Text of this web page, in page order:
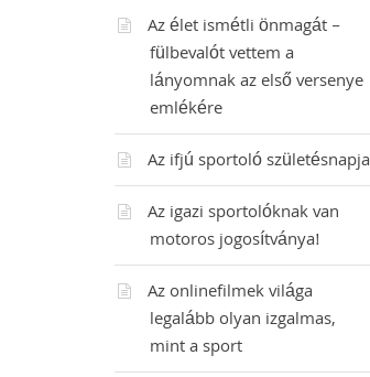
Az élet ismétli önmagát –
fülbevalót vettem a
lányomnak az első versenye
emlékére
Az ifjú sportoló születésnapja
Az igazi sportolóknak van
motoros jogosítványa!
Az onlinefilmek világa
legalább olyan izgalmas,
mint a sport